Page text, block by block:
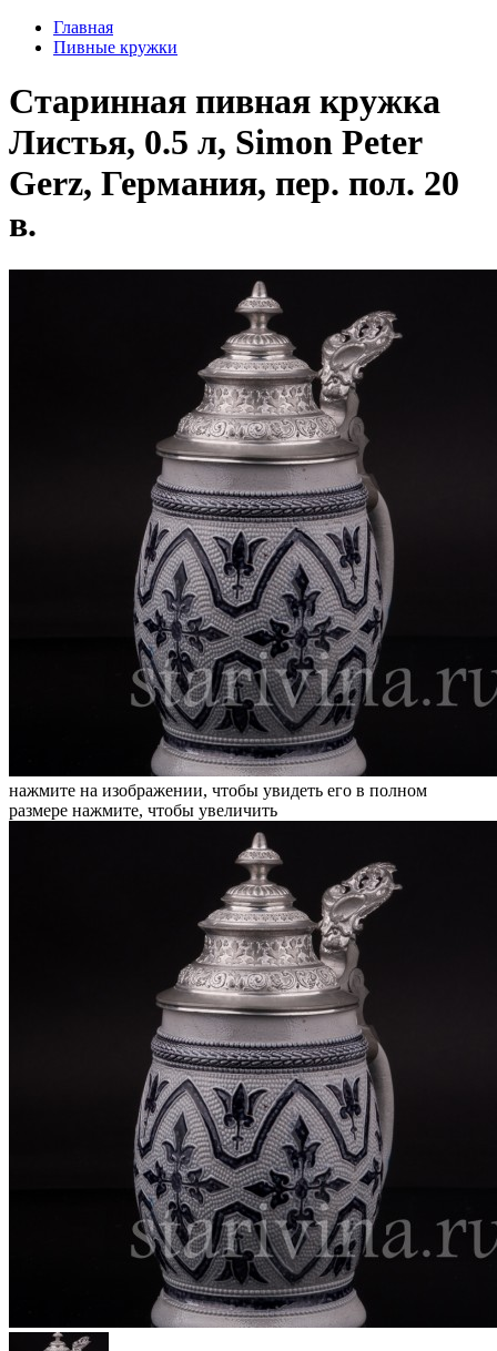
Главная
Пивные кружки
Старинная пивная кружка
Листья, 0.5 л, Simon Peter
Gerz, Германия, пер. пол. 20
в.
нажмите на изображении, чтобы увидеть его в полном
размере нажмите, чтобы увеличить